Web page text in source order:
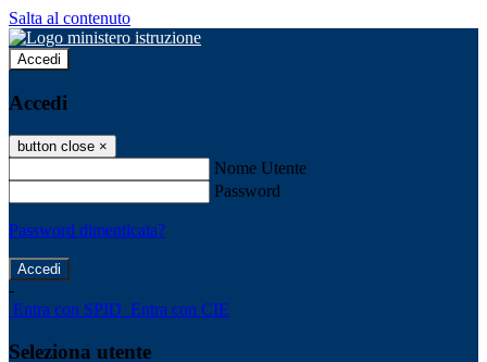
Salta al contenuto
Accedi
Accedi
button close ×
Nome Utente
Password
Password dimenticata?
-
Entra con SPID Entra con CIE
Seleziona utente